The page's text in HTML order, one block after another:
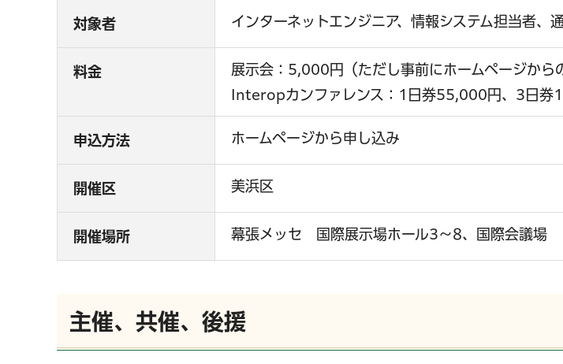
対象者 インターネットエンジニア、情報システム担当者、
料金
展示会：5,000円（ただし事前にホームページから
Interopカンファレンス：1日券55,000円、3日券
申込方法 ホームページから申し込み
開催区 美浜区
開催場所 幕張メッセ 国際展示場ホール3～8、国際会議場
主催、共催、後援